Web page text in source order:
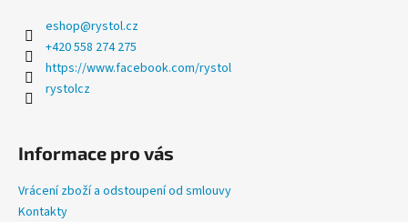
eshop@rystol.cz
+420 558 274 275
https://www.facebook.com/rystol
rystolcz
Informace pro vás
Vrácení zboží a odstoupení od smlouvy
Kontakty